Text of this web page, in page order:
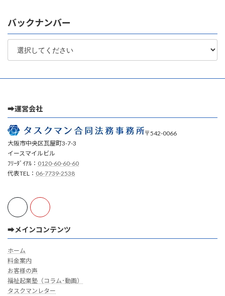
バックナンバー
➡運営会社
〒542-0066
大阪市中央区瓦屋町3-7-3
イースマイルビル
ﾌﾘｰﾀﾞｲｱﾙ： 0120-60-60-60
代表TEL： 06-7739-2538
➡メインコンテンツ
ホーム
料金案内
お客様の声
福祉起業塾（コラム･動画）
タスクマンレター